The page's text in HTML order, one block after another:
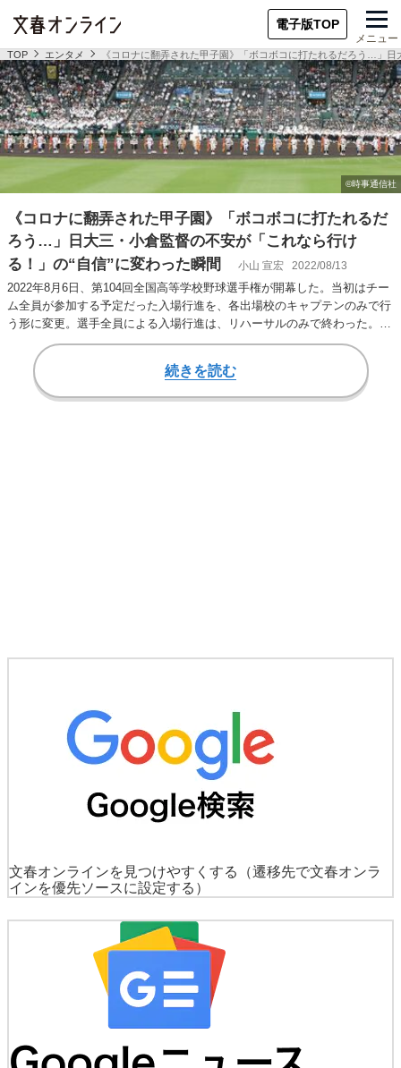
電子版TOP
メニュー
TOP エンタメ 《コロナに翻弄された甲子園》「ボコボコに打たれるだろう…」
《コロナに翻弄された甲子園》「ボコボコに打たれるだ
ろう…」日大三・小倉監督の不安が「これなら行け
る！」の“自信”に変わった瞬間
小山 宣宏 2022/08/13
2022年8月6日、第104回全国高等学校野球選手権が開幕した。当初はチー
ム全員が参加する予定だった入場行進を、各出場校のキャプテンのみで行
う形に変更。選手全員による入場行進は、リハーサルのみで終わった。
この時点…
続きを読む
文春オンラインを見つけやすくする
（遷移先で文春オンラ
インを優先ソースに設定する）